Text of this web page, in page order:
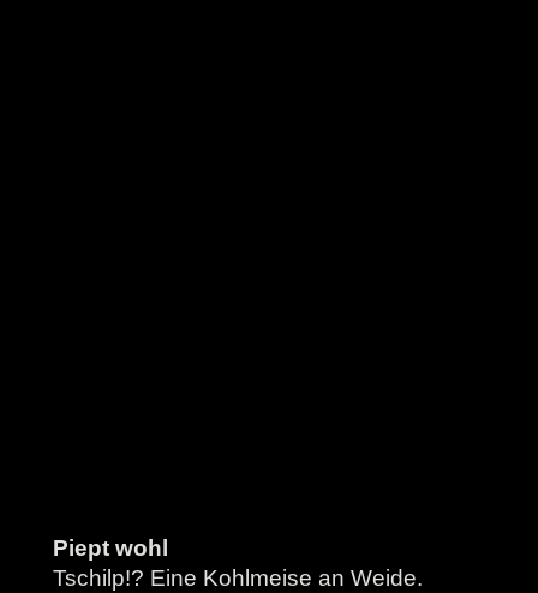
Piept wohl
Tschilp!? Eine Kohlmeise an Weide.